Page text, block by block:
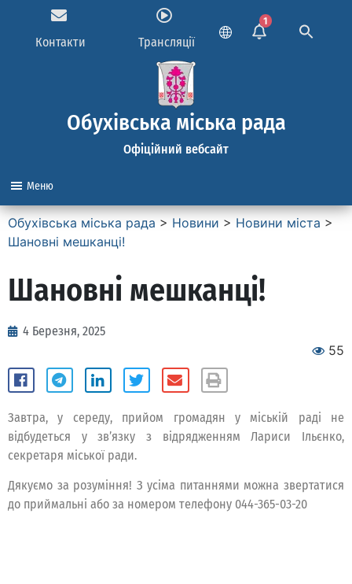
Контакти Трансляції
1
Обухівська міська рада
Офіційний вебсайт
Меню
Обухівська міська рада > Новини > Новини міста >
Шановні мешканці!
Шановні мешканці!
4 Березня, 2025
55
Завтра, у середу, прийом громадян у міській раді не
відбудеться у зв’язку з відрядженням Лариси Ільєнко,
секретаря міської ради.
Дякуємо за розуміння! З усіма питаннями можна звертатися
до приймальні або за номером телефону 044-365-03-20